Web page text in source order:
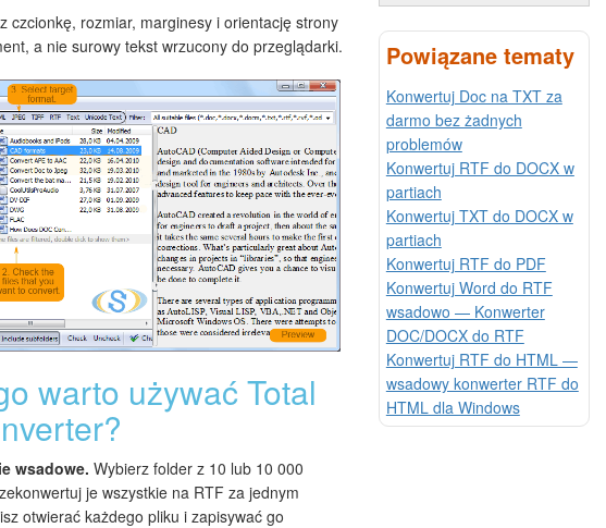
czcionkę, rozmiar, marginesy i orientację strony
a nie surowy tekst wrzucony do przeglądarki.
warto używać Total
wsadowe. Wybierz folder z 10 lub 10 000
je wszystkie na RTF za jednym
otwierać każdego pliku i zapisywać go
Powiązane tematy
Konwertuj Doc na TXT za
darmo bez żadnych
problemów
Konwertuj RTF do DOCX w
partiach
Konwertuj TXT do DOCX w
partiach
Konwertuj RTF do PDF
Konwertuj Word do RTF
wsadowo — Konwerter
DOC/DOCX do RTF
Konwertuj RTF do HTML —
wsadowy konwerter RTF do
HTML dla Windows